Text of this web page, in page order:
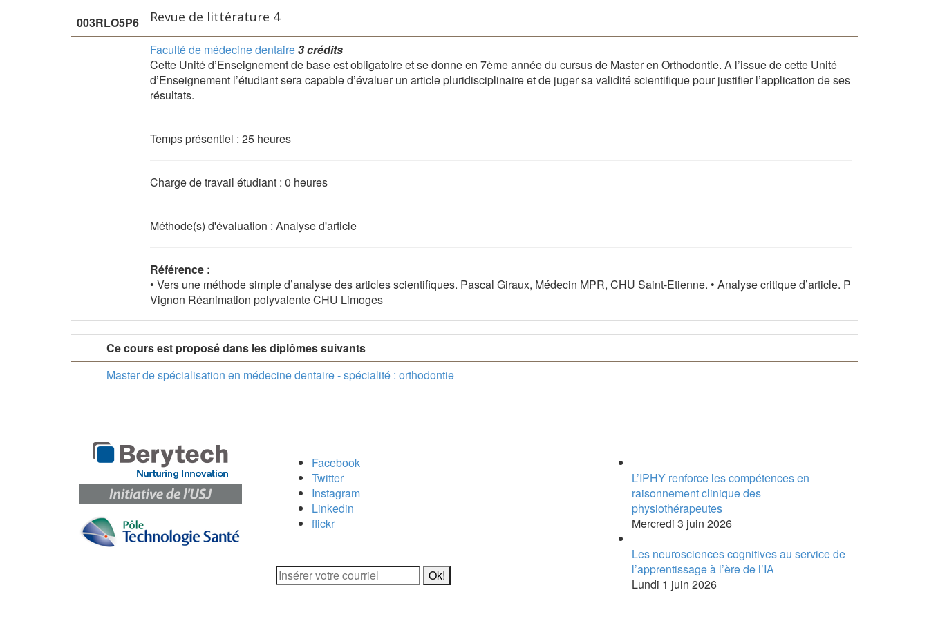
003RLO5P6 Revue de littérature 4
Faculté de médecine dentaire3 crédits
Cette Unité d’Enseignement de base est obligatoire et se donne en 7ème année du cursus de Master en Orthodontie. A l’issue de cette Unité
d’Enseignement l’étudiant sera capable d’évaluer un article pluridisciplinaire et de juger sa validité scientifique pour justifier l’application de ses
résultats.
Temps présentiel : 25 heures
Charge de travail étudiant : 0 heures
Méthode(s) d'évaluation : Analyse d'article
Référence :
• Vers une méthode simple d’analyse des articles scientifiques. Pascal Giraux, Médecin MPR, CHU Saint‐Etienne. • Analyse critique d’article. P
Vignon Réanimation polyvalente CHU Limoges
Ce cours est proposé dans les diplômes suivants
Master de spécialisation en médecine dentaire - spécialité : orthodontie
Facebook
Twitter
Instagram
Linkedin
flickr
L’IPHY renforce les compétences en
raisonnement clinique des
physiothérapeutes
Mercredi 3 juin 2026
Les neurosciences cognitives au service de
l’apprentissage à l’ère de l’IA
Lundi 1 juin 2026